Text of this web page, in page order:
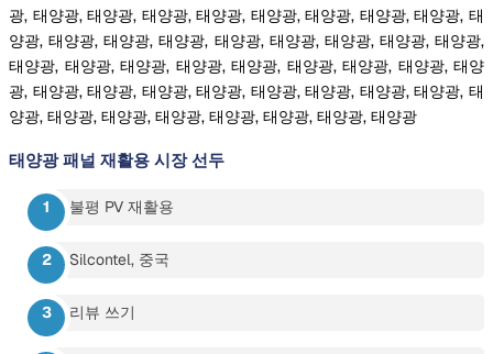
광, 태양광, 태양광, 태양광, 태양광, 태양광, 태양광, 태양광, 태양광, 태
양광, 태양광, 태양광, 태양광, 태양광, 태양광, 태양광, 태양광, 태양광,
태양광, 태양광, 태양광, 태양광, 태양광, 태양광, 태양광, 태양광, 태양
광, 태양광, 태양광, 태양광, 태양광, 태양광, 태양광, 태양광, 태양광, 태
양광, 태양광, 태양광, 태양광, 태양광, 태양광, 태양광, 태양광
태양광 패널 재활용 시장 선두
불평 PV 재활용
Silcontel, 중국
리뷰 쓰기